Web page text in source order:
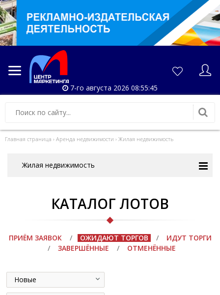
7-го августа 2026 08:55:45
Главная страница › Аренда недвижимости › Жилая недвижимость
Жилая недвижимость
КАТАЛОГ ЛОТОВ
ПРИЁМ ЗАЯВОК / ОЖИДАЮТ ТОРГОВ /
ИДУТ ТОРГИ
/
ЗАВЕРШЁННЫЕ / ОТМЕНЁННЫЕ
Новые